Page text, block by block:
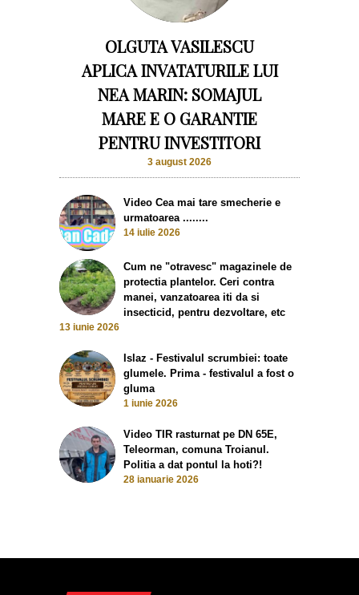
OLGUTA VASILESCU
APLICA INVATATURILE LUI
NEA MARIN: SOMAJUL
MARE E O GARANTIE
PENTRU INVESTITORI
3 august 2026
Video Cea mai tare smecherie e
urmatoarea ........
14 iulie 2026
Cum ne "otravesc" magazinele de
protectia plantelor. Ceri contra
manei, vanzatoarea iti da si
insecticid, pentru dezvoltare, etc
13 iunie 2026
Islaz - Festivalul scrumbiei: toate
glumele. Prima - festivalul a fost o
gluma
1 iunie 2026
Video TIR rasturnat pe DN 65E,
Teleorman, comuna Troianul.
Politia a dat pontul la hoti?!
28 ianuarie 2026